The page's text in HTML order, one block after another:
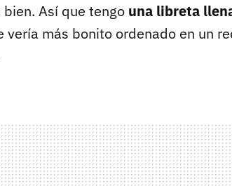
Así que tengo una libreta
vería más bonito ordenado en un